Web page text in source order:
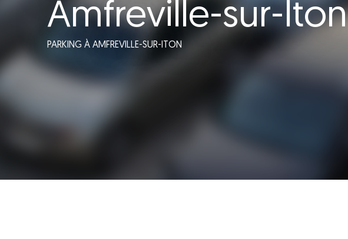
Amfreville-sur-Iton
PARKING À AMFREVILLE-SUR-ITON